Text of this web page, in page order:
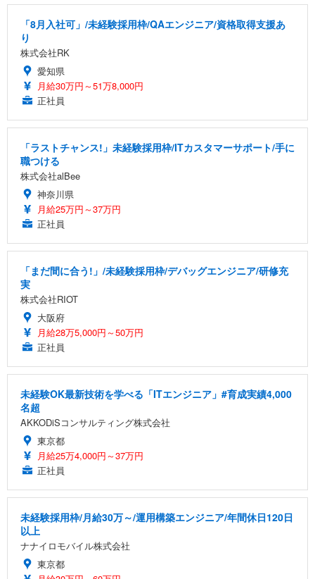
「8月入社可」/未経験採用枠/QAエンジニア/資格取得支援あ
り
株式会社RK
愛知県
月給30万円～51万8,000円
正社員
「ラストチャンス!」未経験採用枠/ITカスタマーサポート/手に
職つける
株式会社alBee
神奈川県
月給25万円～37万円
正社員
「まだ間に合う!」/未経験採用枠/デバッグエンジニア/研修充
実
株式会社RIOT
大阪府
月給28万5,000円～50万円
正社員
未経験OK最新技術を学べる「ITエンジニア」#育成実績4,000
名超
AKKODiSコンサルティング株式会社
東京都
月給25万4,000円～37万円
正社員
未経験採用枠/月給30万～/運用構築エンジニア/年間休日120日
以上
ナナイロモバイル株式会社
東京都